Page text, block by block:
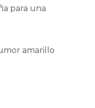
para una
amarillo